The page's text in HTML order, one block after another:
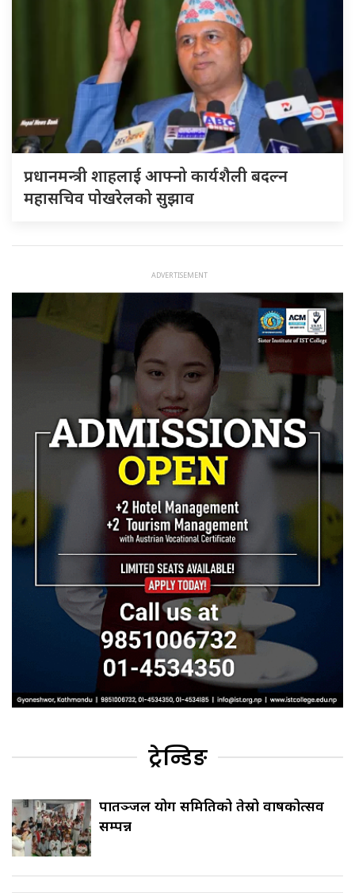
प्रधानमन्त्री शाहलाई आफ्नो कार्यशैली बदल्न
महासचिव पोखरेलको सुझाव
ट्रेन्डिङ
पातञ्जल योग समितिको तेस्रो वार्षिकोत्सव
सम्पन्न